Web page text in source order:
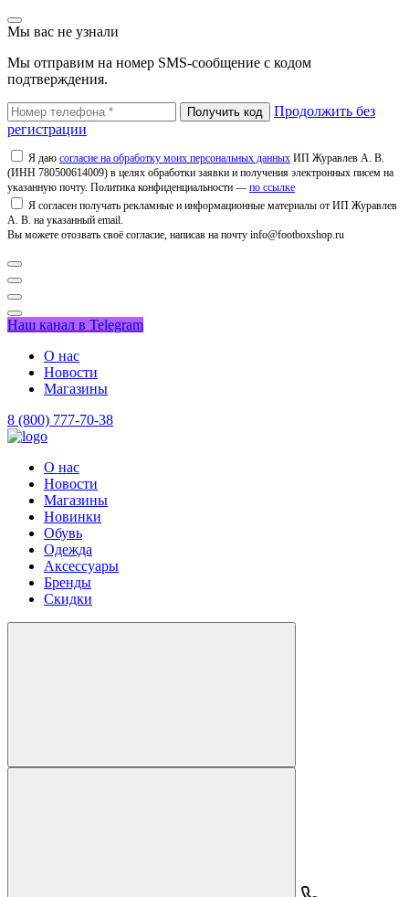
Мы вас не узнали
Мы отправим на номер SMS-сообщение с кодом
подтверждения.
Продолжить без
регистрации
Я даю согласие на обработку моих персональных данных ИП Журавлев А. В.
(ИНН 780500614009) в целях обработки заявки и получения электронных писем на
указанную почту. Политика конфиденциальности — по ссылке
Я согласен получать рекламные и информационные материалы от ИП Журавлев
А. В. на указанный email.
Вы можете отозвать своё согласие, написав на почту info@footboxshop.ru
Наш канал в Telegram
О нас
Новости
Магазины
8 (800) 777-70-38
О нас
Новости
Магазины
Новинки
Обувь
Одежда
Аксессуары
Бренды
Скидки